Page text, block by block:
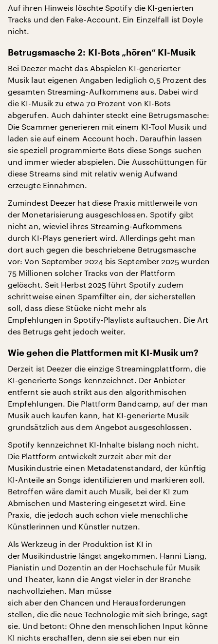
Auf ihren Hinweis löschte Spotify die KI-genierten
Tracks und den Fake-Account. Ein Einzelfall ist Doyle
nicht.
Betrugsmasche 2: KI-Bots „hören“ KI-Musik
Bei Deezer macht das Abspielen KI-generierter
Musik laut eigenen Angaben lediglich 0,5 Prozent des
gesamten Streaming-Aufkommens aus. Dabei wird
die KI-Musik zu etwa 70 Prozent von KI-Bots
abgerufen. Auch dahinter steckt eine Betrugsmasche:
Die Scammer generieren mit einem KI-Tool Musik und
laden sie auf einem Account hoch. Daraufhin lassen
sie speziell programmierte Bots diese Songs suchen
und immer wieder abspielen. Die Ausschüttungen für
diese Streams sind mit relativ wenig Aufwand
erzeugte Einnahmen.
Zumindest Deezer hat diese Praxis mittlerweile von
der Monetarisierung ausgeschlossen. Spotify gibt
nicht an, wieviel ihres Streaming-Aufkommens
durch KI-Plays generiert wird. Allerdings geht man
dort auch gegen die beschriebene Betrugsmasche
vor: Von September 2024 bis September 2025 wurden
75 Millionen solcher Tracks von der Plattform
gelöscht. Seit Herbst 2025 führt Spotify zudem
schrittweise einen Spamfilter ein, der sicherstellen
soll, dass diese Stücke nicht mehr als
Empfehlungen in Spotify-Playlists auftauchen. Die Art
des Betrugs geht jedoch weiter.
Wie gehen die Plattformen mit KI-Musik um?
Derzeit ist Deezer die einzige Streamingplattform, die
KI-generierte Songs kennzeichnet. Der Anbieter
entfernt sie auch strikt aus den algorithmischen
Empfehlungen. Die Plattform Bandcamp, auf der man
Musik auch kaufen kann, hat KI-generierte Musik
grundsätzlich aus dem Angebot ausgeschlossen.
Spotify kennzeichnet KI-Inhalte bislang noch nicht.
Die Plattform entwickelt zurzeit aber mit der
Musikindustrie einen Metadatenstandard, der künftig
KI-Anteile an Songs identifizieren und markieren soll.
Betroffen wäre damit auch Musik, bei der KI zum
Abmischen und Mastering eingesetzt wird. Eine
Praxis, die jedoch auch schon viele menschliche
Künstlerinnen und Künstler nutzen.
Als Werkzeug in der Produktion ist KI in
der Musikindustrie längst angekommen. Hanni Liang,
Pianistin und Dozentin an der Hochschule für Musik
und Theater, kann die Angst vieler in der Branche
nachvollziehen. Man müsse
sich aber den Chancen und Herausforderungen
stellen, die die neue Technologie mit sich bringe, sagt
sie. Und betont: Ohne den menschlichen Input könne
KI nichts erschaffen, denn sie sei eben nur ein